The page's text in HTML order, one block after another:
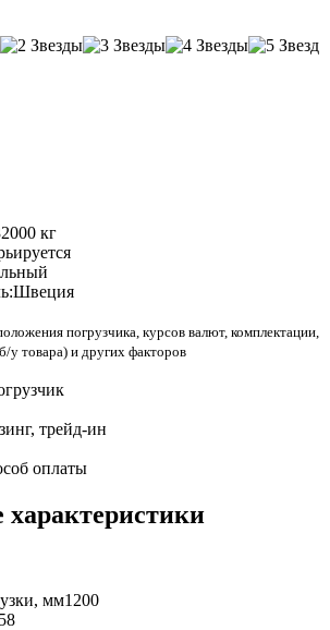
кг
Швеция
погрузчика, курсов валют, комплектации,
у товара) и других факторов
трейд-ин
оплаты
характеристики
мм1200
58